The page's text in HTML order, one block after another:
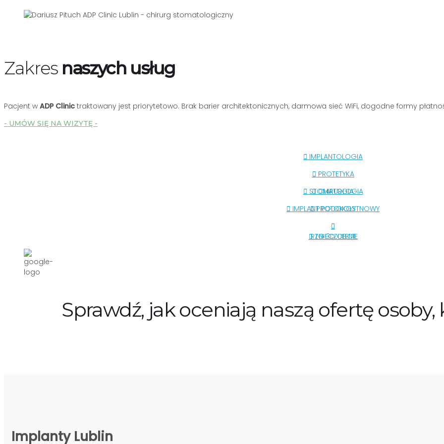
Zakresnaszych usług
Pacjent w ADP Clinic traktowany jest priorytetowo. Brak barier architektonicznych, darmowa sieć WiFi, dogodne formy
- UMÓW SIĘ NA WIZYTĘ -
IMPLANTOLOGIA
PROTETYKA
CHIRURGIA
STOMATOLOGIA
IMPLANT PODOKOSTNOWY
PROTOKOŁY
RTG 3D CBCT
ZNIECZULENIE
Sprawdź, jak oceniają naszą ofertę osoby,
Implanty Lublin